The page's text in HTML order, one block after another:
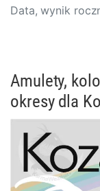
Data, wynik
Amulety,
okresy dla